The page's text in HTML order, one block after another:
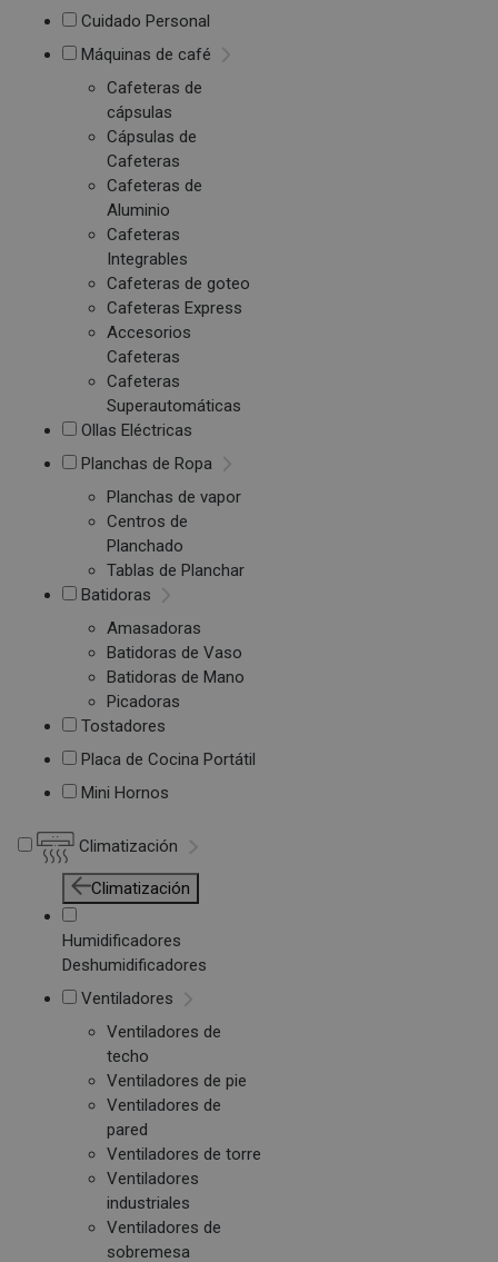
Cuidado Personal
Máquinas de café
Cafeteras de
cápsulas
Cápsulas de
Cafeteras
Cafeteras de
Aluminio
Cafeteras
Integrables
Cafeteras de goteo
Cafeteras Express
Accesorios
Cafeteras
Cafeteras
Superautomáticas
Ollas Eléctricas
Planchas de Ropa
Planchas de vapor
Centros de
Planchado
Tablas de Planchar
Batidoras
Amasadoras
Batidoras de Vaso
Batidoras de Mano
Picadoras
Tostadores
Placa de Cocina Portátil
Mini Hornos
Climatización
Climatización
Humidificadores
Deshumidificadores
Ventiladores
Ventiladores de
techo
Ventiladores de pie
Ventiladores de
pared
Ventiladores de torre
Ventiladores
industriales
Ventiladores de
sobremesa